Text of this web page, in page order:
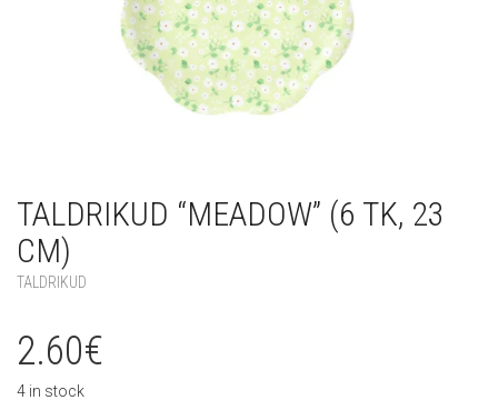
TALDRIKUD “MEADOW” (6 TK, 23
CM)
TALDRIKUD
2.60€
4 in stock